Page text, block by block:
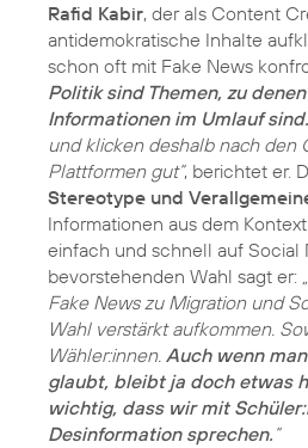
Rafid Kabir, der als Content
antidemokratische Inhalte
schon oft mit Fake News
Politik sind Themen, zu
Informationen im Umlauf sind.
und klicken deshalb nach den
Plattformen gut“, berichtet er.
Stereotype und
Informationen aus dem
einfach und schnell auf Social
bevorstehenden Wahl sagt er:
Fake News zu Migration und
Wahl verstärkt aufkommen.
Wähler:innen. Auch wenn
glaubt, bleibt ja doch etwas
wichtig, dass wir mit
Desinformation sprechen. “